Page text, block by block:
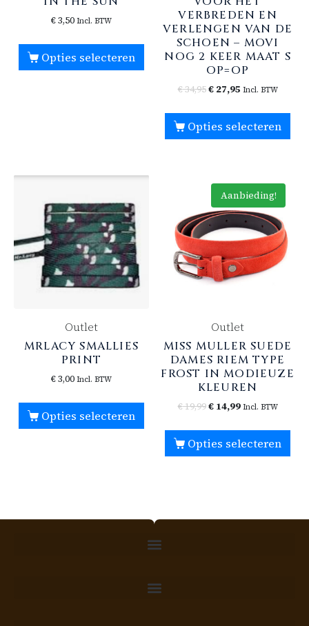
€3,50 Incl. BTW
Opties selecteren
VERBREDEN EN
VERLENGEN VAN DE
SCHOEN – MOVI
NOG 2 KEER MAAT S
OP=OP
€34,95€27,95 Incl. BTW
Opties selecteren
Outlet
MRLACY SMALLIES
PRINT
€3,00 Incl. BTW
Opties selecteren
Aanbieding!
Outlet
MISS MULLER SUEDE
DAMES RIEM TYPE
FROST IN MODIEUZE
KLEUREN
€19,99€14,99 Incl. BTW
Opties selecteren